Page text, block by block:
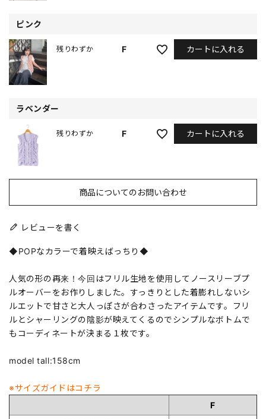
ピンク
F
残りわずか カートに入れる
ラベンダー
F
残りわずか カートに入れる
商品についてのお問い合わせ
レビューを書く
◆POPなカラーで着映えばっちり◆
人気の形の再来！今回はフリル生地を使用してノースリーブプ
ルオーバーをお作りしました。すっきりとした着膨れしないシ
ルエットで甘さと大人っぽさが合わさったアイテムです。フリ
ルとシャーリングの陰影が映えてくるのでシンプルなボトムで
もコーディネートが決まる１枚です。
model tall:158cm
※サイズガイドはコチラ
F